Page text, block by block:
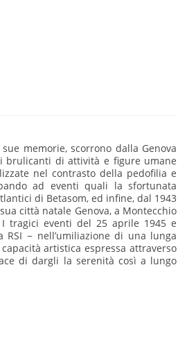
memorie, scorrono dalla Genova
brulicanti di attività e figure umane
nel contrasto della pedofilia e
ad eventi quali la sfortunata
di Betasom, ed infine, dal 1943
città natale Genova, a Montecchio
tragici eventi del 25 aprile 1945 e
− nell’umiliazione di una lunga
artistica espressa attraverso
di dargli la serenità così a lungo